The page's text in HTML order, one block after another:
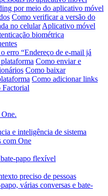
por meio do aplicativo móvel
Como verificar a versão do
no celular Aplicativo móvel
biométrica
erro “Endereço de e-mail já
Como enviar e
Como baixar
Como adicionar links
Factorial
e inteligência de sistema
com One
papo flexível
preciso de pessoas
várias conversas e bate-